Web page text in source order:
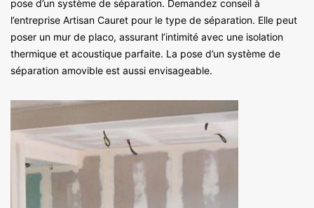
pose d’un système de séparation. Demandez conseil à
l’entreprise Artisan Cauret pour le type de séparation. Elle peut
poser un mur de placo, assurant l’intimité avec une isolation
thermique et acoustique parfaite. La pose d’un système de
séparation amovible est aussi envisageable.